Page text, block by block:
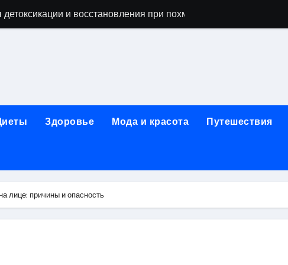
и восстановления при похмельном синдроме
подготовка и расшифровка результатов
по бережному отношению к себе
подготовка и ориентировочная стоимость исследования
порядок консультации и подготовка
Здоровье Мода и красота Путешествия
лице: причины и опасность